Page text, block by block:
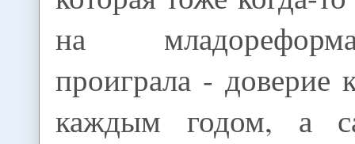
на
проиграла - доверие
каждым годом, а